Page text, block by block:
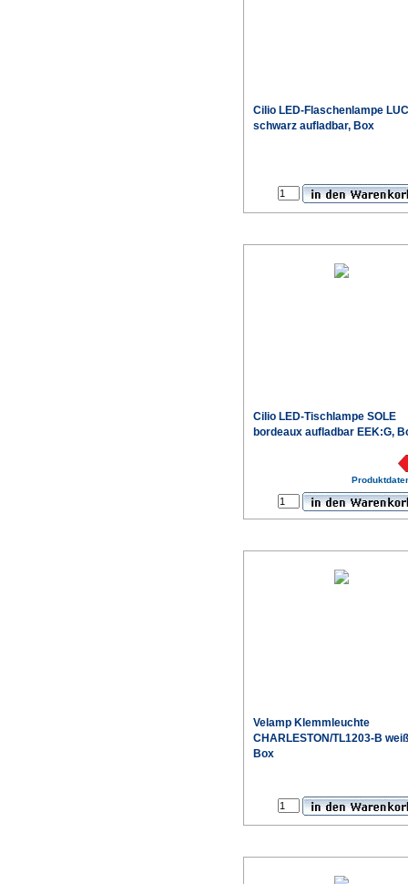
Cilio LED-Flaschenlampe
schwarz aufladbar, Box
Cilio LED-Tischlampe SOLE
bordeaux aufladbar EEK:G,
€
Velamp Klemmleuchte
CHARLESTON/TL1203-B
Box